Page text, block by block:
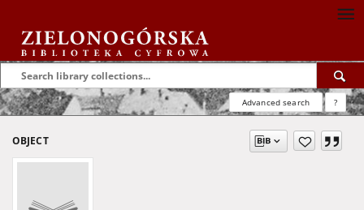
Advanced search ?
OBJECT